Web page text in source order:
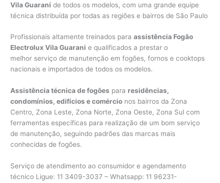
Vila Guarani de todos os modelos, com uma grande equipe
técnica distribuída por todas as regiões e bairros de São Paulo
Profissionais altamente treinados paraassistência Fogão
Electrolux Vila Guarani e qualificados a prestar o
melhor serviço de manutenção em fogões, fornos e cooktops
nacionais e importados de todos os modelos.
Assistência técnica de fogões para residências,
condomínios, edifícios e comércio nos bairros da Zona
Centro, Zona Leste, Zona Norte, Zona Oeste, Zona Sul com
ferramentas específicas para realização de um bom serviço
de manutenção, seguindo padrões das marcas mais
conhecidas de fogões.
Serviço de atendimento ao consumidor e agendamento
técnico Ligue: 11 3409-3037 – Whatsapp: 11 96231-